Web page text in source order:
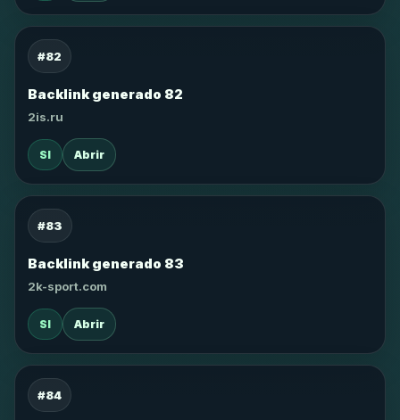
#82
Backlink generado 82
2is.ru
SI Abrir
#83
Backlink generado 83
2k-sport.com
SI Abrir
#84